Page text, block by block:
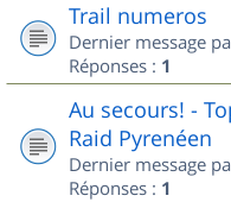
Trail numeros
Dernier message
Réponses : 1
Au secours! -
Raid Pyrenéen
Dernier message
Réponses : 1